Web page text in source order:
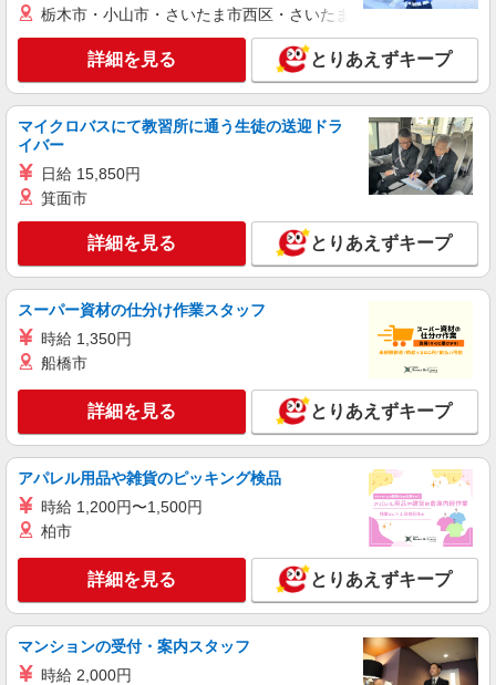
株式会社kotrio /●NG-H-2031169
御器所駅｜日払いOK！日収1.1万円超え×サ高
住スタッフ！
時給1500円〜2125円 ＜日払い有/週払い有/交
通費全支給(ガソリン代含む)＞
名古屋市昭和区
キープ 詳細を見る
ロアの巡回など
時給1500円〜2125円 ＜日払い有/週払い有/交
キープ 詳細を見る
正社員
グループホーム ソラスト向山/2380000010-003
介護職員（ヘルパー）（介護助手）
月給242,336円〜263,704円（経験・能力等に
よる） ＜給与補足＞夜勤4〜6回分（42,736〜
64,104円）含む。※夜勤1回あたり10,684円（深夜
割増＋夜勤手当）
愛知県名古屋市昭和区向山町3-30
キープ 詳細を見る
栃木市・小山市・さいたま市西区・さいたま市岩槻区・久喜市・
詳細を見る とりあえずキープ
マイクロバスにて教習所に通う生徒の送迎ドラ
イバー
日給 15,850円
箕面市
詳細を見る とりあえずキープ
スーパー資材の仕分け作業スタッフ
時給 1,350円
船橋市
詳細を見る とりあえずキープ
アパレル用品や雑貨のピッキング検品
時給 1,200円〜1,500円
柏市
詳細を見る とりあえずキープ
マンションの受付・案内スタッフ
時給 2,000円